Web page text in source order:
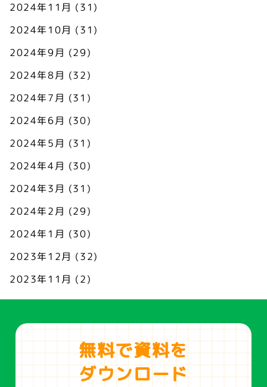
2024年11月 (31)
2024年10月 (31)
2024年9月 (29)
2024年8月 (32)
2024年7月 (31)
2024年6月 (30)
2024年5月 (31)
2024年4月 (30)
2024年3月 (31)
2024年2月 (29)
2024年1月 (30)
2023年12月 (32)
2023年11月 (2)
無料で資料を
ダウンロード